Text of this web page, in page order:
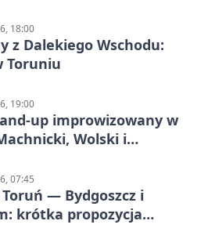
18:00
z Dalekiego Wschodu:
Toruniu
19:00
up improwizowany w
Wolski i
07:45
— Bydgoszcz i
krótka propozycja